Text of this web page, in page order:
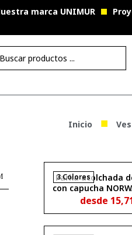
marca UNIMUR
Inicio ■
3 Colores
Parka acolchada
con capucha
desde